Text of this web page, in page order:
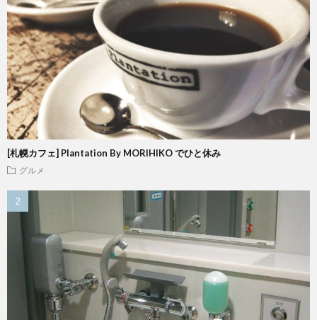
[札幌カフェ] Plantation By MORIHIKO でひと休み
グルメ